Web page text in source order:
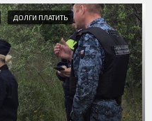
ДОЛГИ ПЛАТИТЬ